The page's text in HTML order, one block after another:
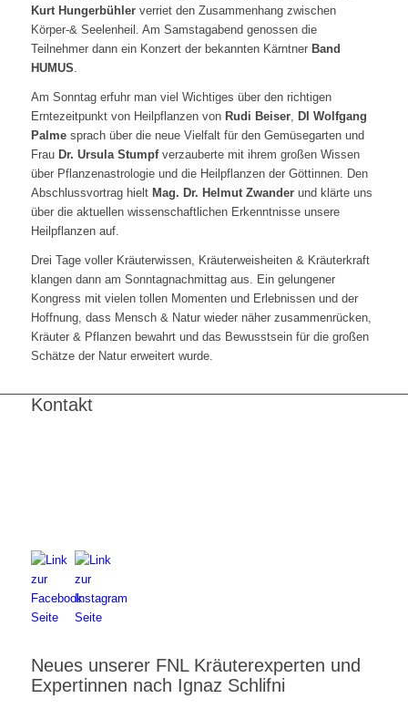
Kurt Hungerbühlerverriet den Zusammenhang zwischen
Körper-& Seelenheil. Am Samstagabend genossen die
Teilnehmer dann ein Konzert der bekannten Kärntner Band
HUMUS.
Am Sonntag erfuhr man viel Wichtiges über den richtigen
Erntezeitpunkt von Heilpflanzen von Rudi Beiser, DI Wolfgang
Palmesprach über die neue Vielfalt für den Gemüsegarten und
Frau Dr. Ursula Stumpfverzauberte mit ihrem großen Wissen
über Pflanzenastrologie und die Heilpflanzen der Göttinnen. Den
Abschlussvortrag hielt Mag. Dr. Helmut Zwanderund klärte uns
über die aktuellen wissenschaftlichen Erkenntnisse unsere
Heilpflanzen auf.
Drei Tage voller Kräuterwissen, Kräuterweisheiten & Kräuterkraft
klangen dann am Sonntagnachmittag aus. Ein gelungener
Kongress mit vielen tollen Momenten und Erlebnissen und der
Hoffnung, dass Mensch & Natur wieder näher zusammenrücken,
Kräuter & Pflanzen bewahrt und das Bewusstsein für die großen
Schätze der Natur erweitert wurde.
Kontakt
Neues unserer FNL Kräuterexperten und
Expertinnen nach Ignaz Schlifni